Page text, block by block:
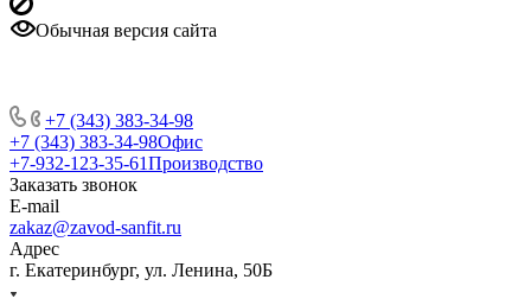
Обычная версия сайта
+7 (343) 383-34-98
+7 (343) 383-34-98Офис
+7-932-123-35-61Производство
Заказать звонок
E-mail
zakaz@zavod-sanfit.ru
Адрес
г. Екатеринбург, ул. Ленина, 50Б